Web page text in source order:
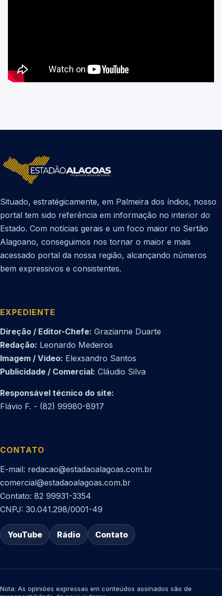
Situado, estratégicamente, em Palmeira dos índios, nosso
portal tem sido referência em informação no interior do
Estado. Com notícias gerais e um foco maior no Sertão
Alagoano, conseguimos nos tornar o maior e mais
acessado portal da nossa região, alcançando números
bem expressivos e consistentes.
EXPEDIENTE
Direção / Editor-Chefe: Grazianne Duarte
Redação: Leonardo Medeiros
Imagem / Vídeo: Elexsandro Santos
Publicidade / Comercial: Cláudio Silva
Responsável técnico do site:
Flávio F. - (82) 99980-8917
CONTATO
E-mail: redacao@estadaoalagoas.com.br
comercial@estadaoalagoas.com.br
Contato: 82 99931-3354
CNPJ: 30.041.298/0001-49
YouTube Rádio Contato
Nota: As opiniões expressas em conteúdos assinados são de